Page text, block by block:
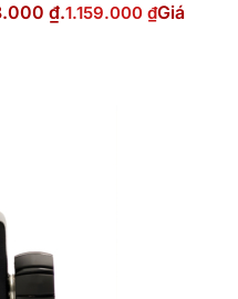
₫.1.159.000 ₫Giá